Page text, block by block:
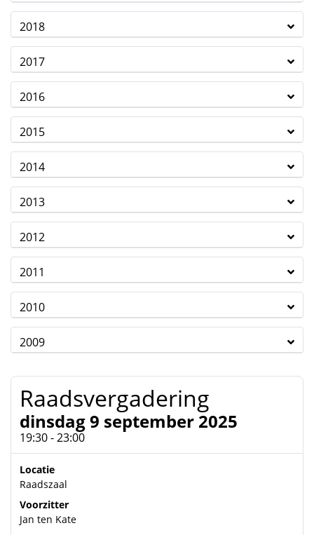
2018
2017
2016
2015
2014
2013
2012
2011
2010
2009
Raadsvergadering
dinsdag 9 september 2025
19:30 - 23:00
Locatie
Raadszaal
Voorzitter
Jan ten Kate